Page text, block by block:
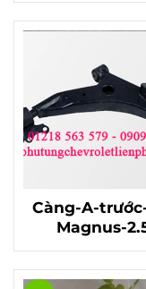
Càng-A-
Magnus-